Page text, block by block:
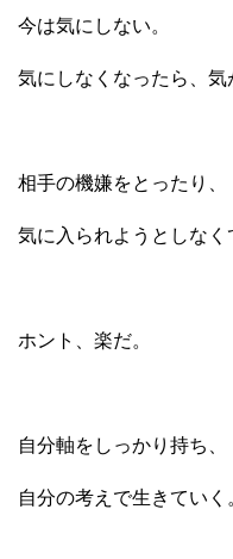
今は気にしない。
気にしなくなったら、気
相手の機嫌をとったり、
気に入られようとしなく
ホント、楽だ。
自分軸をしっかり持ち、
自分の考えで生きていく